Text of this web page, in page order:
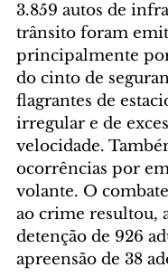
3.859 autos de
trânsito foram
principalmente
do cinto de
flagrantes de
irregular e de
velocidade.
ocorrências por
volante. O
ao crime resultou,
detenção de 926
apreensão de 38